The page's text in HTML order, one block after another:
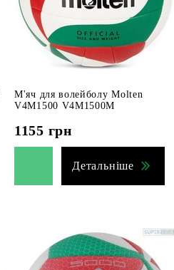
М'яч для волейболу Molten
V4M1500 V4M1500M
1155 грн
Детальніше